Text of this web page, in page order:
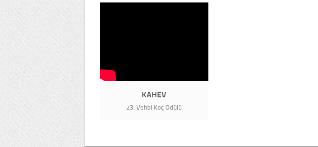
KAHEV
23. Vehbi Koç Ödülü